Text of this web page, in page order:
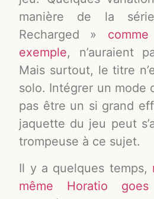
manière de la
Recharged »
exemple, n’auraient
Mais surtout, le titre
solo. Intégrer un mode
pas être un si grand
jaquette du jeu peut
trompeuse à ce sujet.
Il y a quelques temps,
même Horatio goes